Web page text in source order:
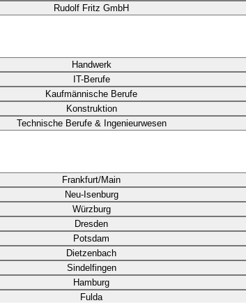
Rudolf Fritz GmbH
Handwerk
IT-Berufe
Kaufmännische Berufe
Konstruktion
Technische Berufe & Ingenieurwesen
Frankfurt/Main
Neu-Isenburg
Würzburg
Dresden
Potsdam
Dietzenbach
Sindelfingen
Hamburg
Fulda